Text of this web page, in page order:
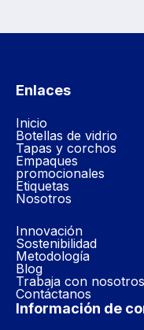
Enlaces
Inicio
Botellas de vidrio
Tapas y corchos
Empaques
promocionales
Etiquetas
Nosotros
Innovación
Sostenibilidad
Metodología
Blog
Trabaja con nosotros
Contáctanos
Información de